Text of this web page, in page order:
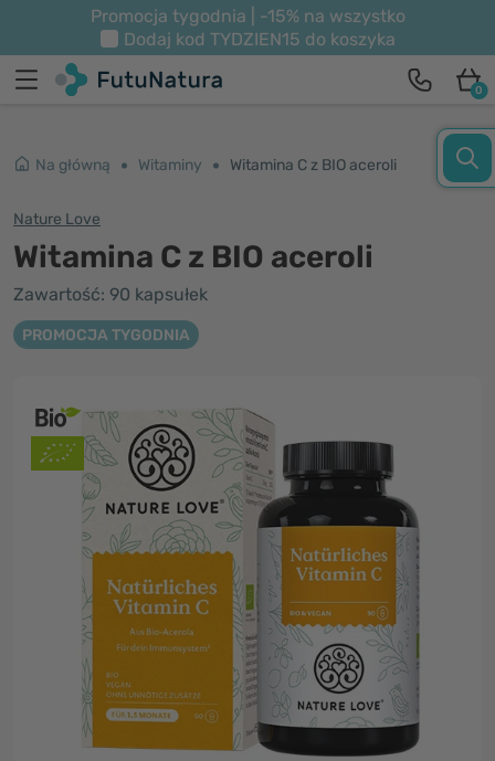
Promocja tygodnia | -15% na wszystko
Dodaj kod TYDZIEN15 do koszyka
0
Na główną Witaminy Witamina C z BIO aceroli
Nature Love
Witamina C z BIO aceroli
Zawartość: 90 kapsułek
PROMOCJA TYGODNIA